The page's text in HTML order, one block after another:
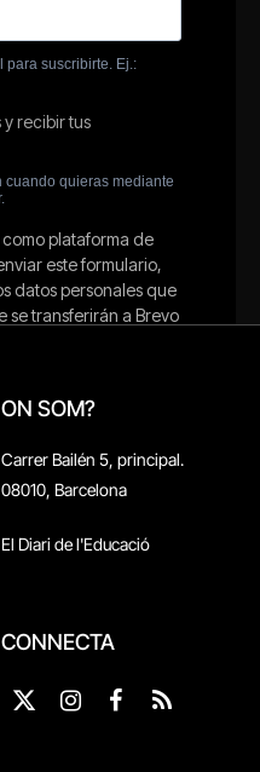
ON SOM?
Carrer Bailén 5, principal.
08010, Barcelona
El Diari de l'Educació
CONNECTA
X
Instagram
Facebook
RSS